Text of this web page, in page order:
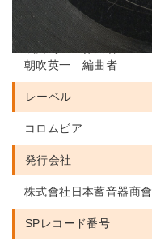
朝吹英一 実演家
南海樂友 演奏者
成田爲三 作曲者
朝吹英一 編曲者
レーベル
コロムビア
発行会社
株式會社日本蓄音器商會
SPレコード番号